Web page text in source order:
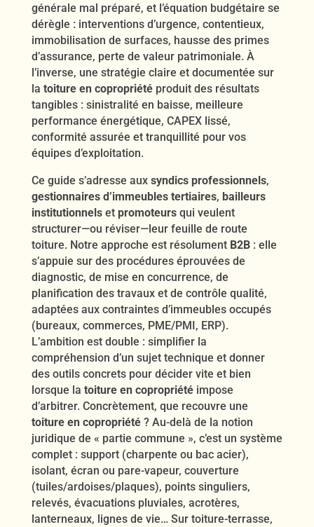
générale mal préparé, et l’équation budgétaire se
dérègle : interventions d’urgence, contentieux,
immobilisation de surfaces, hausse des primes
d’assurance, perte de valeur patrimoniale. À
l’inverse, une stratégie claire et documentée sur
la toiture en copropriétéproduit des résultats
tangibles : sinistralité en baisse, meilleure
performance énergétique, CAPEX lissé,
conformité assurée et tranquillité pour vos
équipes d’exploitation.
Ce guide s’adresse aux syndics professionnels,
gestionnaires d’immeubles tertiaires, bailleurs
institutionnelset promoteursqui veulent
structurer—ou réviser—leur feuille de route
toiture. Notre approche est résolument B2B: elle
s’appuie sur des procédures éprouvées de
diagnostic, de mise en concurrence, de
planification des travaux et de contrôle qualité,
adaptées aux contraintes d’immeubles occupés
(bureaux, commerces, PME/PMI, ERP).
L’ambition est double : simplifier la
compréhension d’un sujet technique et donner
des outils concrets pour décider vite et bien
lorsque la toiture en copropriétéimpose
d’arbitrer. Concrètement, que recouvre une
toiture en copropriété? Au-delà de la notion
juridique de « partie commune », c’est un système
complet : support (charpente ou bac acier),
isolant, écran ou pare-vapeur, couverture
(tuiles/ardoises/plaques), points singuliers,
relevés, évacuations pluviales, acrotères,
lanterneaux, lignes de vie… Sur toiture-terrasse,